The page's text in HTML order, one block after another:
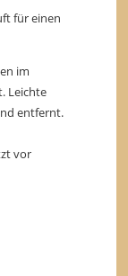
für einen
im
Leichte
entfernt.
vor